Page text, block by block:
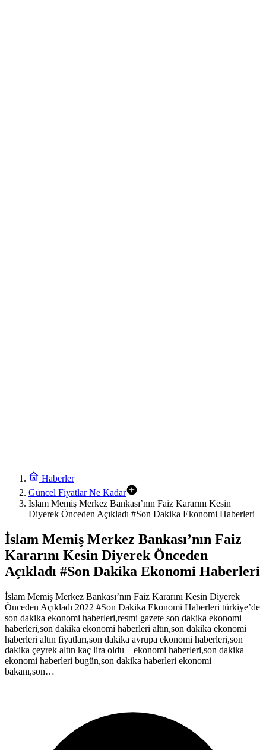
Haberler
Güncel Fiyatlar Ne Kadar
İslam Memiş Merkez Bankası’nın Faiz Kararını Kesin
Diyerek Önceden Açıkladı #Son Dakika Ekonomi Haberleri
İslam Memiş Merkez Bankası’nın Faiz
Kararını Kesin Diyerek Önceden
Açıkladı #Son Dakika Ekonomi Haberleri
İslam Memiş Merkez Bankası’nın Faiz Kararını Kesin Diyerek
Önceden Açıkladı 2022 #Son Dakika Ekonomi Haberleri türkiye’de
son dakika ekonomi haberleri,resmi gazete son dakika ekonomi
haberleri,son dakika ekonomi haberleri altın,son dakika ekonomi
haberleri altın fiyatları,son dakika avrupa ekonomi haberleri,son
dakika çeyrek altın kaç lira oldu – ekonomi haberleri,son dakika
ekonomi haberleri bugün,son dakika haberleri ekonomi
bakanı,son…